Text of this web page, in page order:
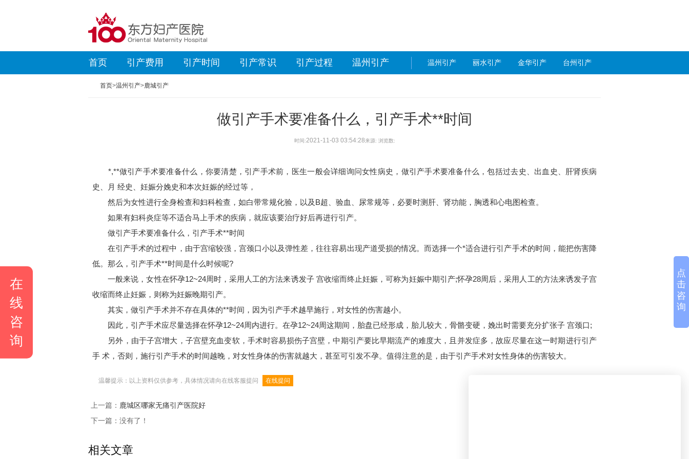
首页 引产费用 引产时间 引产常识 引产过程 温州引产 温州引产 丽水引产 金华引产 台州引产
首页>温州引产>鹿城引产
做引产手术要准备什么，引产手术**时间
时间:2021-11-03 03:54:28来源: 浏览数:
*,**做引产手术要准备什么，你要清楚，引产手术前，医生一般会详细询问女性病史，做引产手术要准备什么，包括过去史、出血史、肝肾疾病
史、月 经史、妊娠分娩史和本次妊娠的经过等，
然后为女性进行全身检查和妇科检查，如白带常规化验，以及B超、验血、尿常规等，必要时测肝、肾功能，胸透和心电图检查。
如果有妇科炎症等不适合马上手术的疾病，就应该要治疗好后再进行引产。
做引产手术要准备什么，引产手术**时间
在引产手术的过程中，由于宫缩较强，宫颈口小以及弹性差，往往容易出现产道受损的情况。而选择一个*适合进行引产手术的时间，能把伤害降
低。那么，引产手术**时间是什么时候呢?
一般来说，女性在怀孕12~24周时，采用人工的方法来诱发子 宫收缩而终止妊娠，可称为妊娠中期引产;怀孕28周后，采用人工的方法来诱发子宫
收缩而终止妊娠，则称为妊娠晚期引产。
其实，做引产手术并不存在具体的**时间，因为引产手术越早施行，对女性的伤害越小。
因此，引产手术应尽量选择在怀孕12~24周内进行。在孕12~24周这期间，胎盘已经形成，胎儿较大，骨骼变硬，娩出时需要充分扩张子 宫颈口;
另外，由于子宫增大，子宫壁充血变软，手术时容易损伤子宫壁，中期引产要比早期流产的难度大，且并发症多，故应尽量在这一时期进行引产
手 术，否则，施行引产手术的时间越晚，对女性身体的伤害就越大，甚至可引发不孕。值得注意的是，由于引产手术对女性身体的伤害较大。
温馨提示：以上资料仅供参考，具体情况请向在线客服提问 在线提问
上一篇： 鹿城区哪家无痛引产医院好
下一篇：没有了！
相关文章
点
击
咨
询
在
线
咨
询